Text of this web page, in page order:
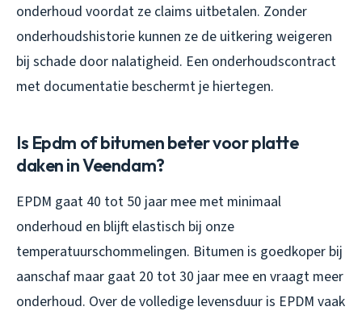
onderhoud voordat ze claims uitbetalen. Zonder
onderhoudshistorie kunnen ze de uitkering weigeren
bij schade door nalatigheid. Een onderhoudscontract
met documentatie beschermt je hiertegen.
Is Epdm of bitumen beter voor platte
daken in Veendam?
EPDM gaat 40 tot 50 jaar mee met minimaal
onderhoud en blijft elastisch bij onze
temperatuurschommelingen. Bitumen is goedkoper bij
aanschaf maar gaat 20 tot 30 jaar mee en vraagt meer
onderhoud. Over de volledige levensduur is EPDM vaak